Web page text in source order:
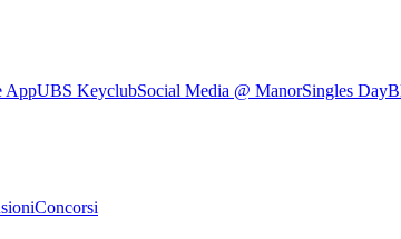
AppUBS KeyclubSocial Media @ ManorSingles Day
Concorsi